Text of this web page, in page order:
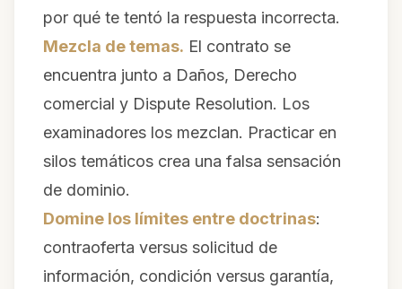
por qué te tentó la respuesta incorrecta.
Mezcla de temas. El contrato se
encuentra junto a Daños, Derecho
comercial y Dispute Resolution. Los
examinadores los mezclan. Practicar en
silos temáticos crea una falsa sensación
de dominio.
Domine los límites entre doctrinas:
contraoferta versus solicitud de
información, condición versus garantía,